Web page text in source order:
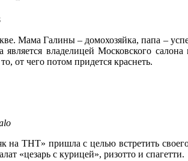
Мама Галины – домохозяйка, папа –
владелицей Московского
от чего потом придется краснеть.
на ТНТ» пришла с целью встретить
«цезарь с курицей», ризотто и спагетти.